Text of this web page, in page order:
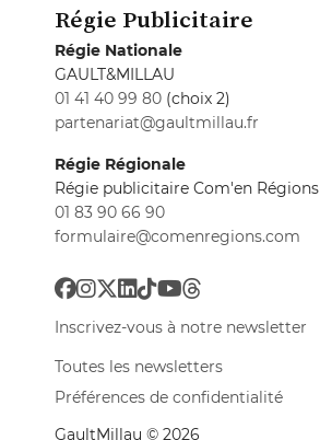
Régie Publicitaire
Régie Nationale
GAULT&MILLAU
01 41 40 99 80 (choix 2)
partenariat@gaultmillau.fr
Régie Régionale
Régie publicitaire Com'en Régions
01 83 90 66 90
formulaire@comenregions.com
Inscrivez-vous à notre newsletter
Toutes les newsletters
Préférences de confidentialité
GaultMillau © 2026